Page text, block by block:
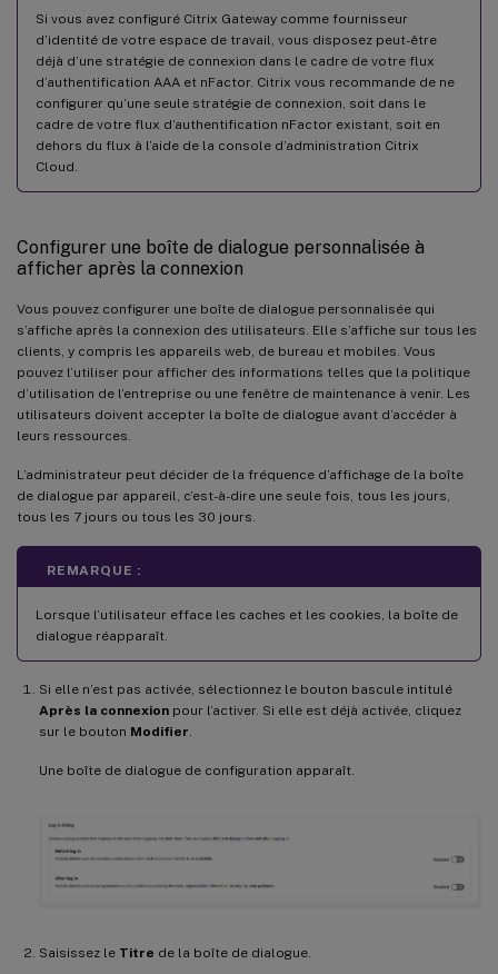
Si vous avez configuré Citrix Gateway comme fournisseur
d’identité de votre espace de travail, vous disposez peut-être
déjà d’une stratégie de connexion dans le cadre de votre flux
d’authentification AAA et nFactor. Citrix vous recommande de ne
configurer qu’une seule stratégie de connexion, soit dans le
cadre de votre flux d’authentification nFactor existant, soit en
dehors du flux à l’aide de la console d’administration Citrix
Cloud.
Configurer une boîte de dialogue personnalisée à
afficher après la connexion
Vous pouvez configurer une boîte de dialogue personnalisée qui
s’affiche après la connexion des utilisateurs. Elle s’affiche sur tous les
clients, y compris les appareils web, de bureau et mobiles. Vous
pouvez l’utiliser pour afficher des informations telles que la politique
d’utilisation de l’entreprise ou une fenêtre de maintenance à venir. Les
utilisateurs doivent accepter la boîte de dialogue avant d’accéder à
leurs ressources.
L’administrateur peut décider de la fréquence d’affichage de la boîte
de dialogue par appareil, c’est-à-dire une seule fois, tous les jours,
tous les 7 jours ou tous les 30 jours.
REMARQUE :
Lorsque l’utilisateur efface les caches et les cookies, la boîte de
dialogue réapparaît.
Si elle n’est pas activée, sélectionnez le bouton bascule intitulé
Après la connexion pour l’activer. Si elle est déjà activée, cliquez
sur le bouton Modifier.
Une boîte de dialogue de configuration apparaît.
Saisissez le Titre de la boîte de dialogue.